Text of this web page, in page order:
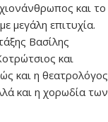
και το
μεγάλη επιτυχία.
Βασίλης
και
και η θεατρολόγος
και η χορωδία των